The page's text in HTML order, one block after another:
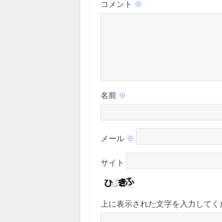
コメント ※
名前 ※
メール ※
サイト
上に表示された文字を入力して